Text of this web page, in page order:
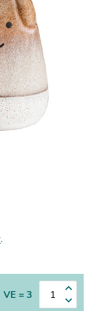
.
VE = 3